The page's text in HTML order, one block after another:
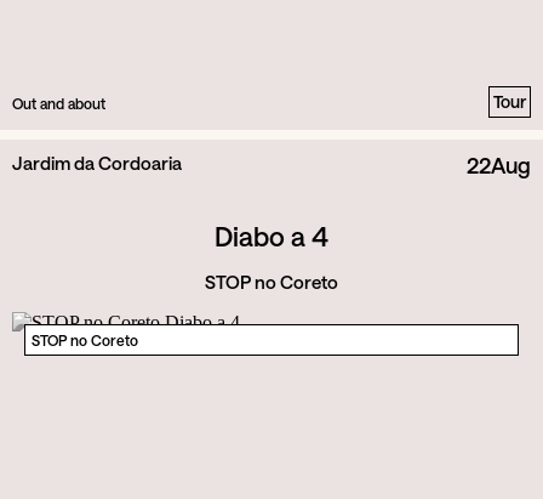
Out and about Tour
Jardim da Cordoaria 22Aug
Diabo a 4
STOP no Coreto
STOP no Coreto